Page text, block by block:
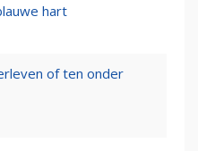
hart
of ten onder